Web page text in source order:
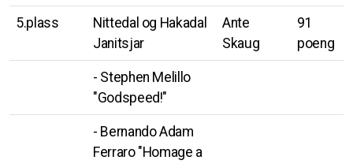
5.plass
Nittedal og Hakadal
Janitsjar
Ante
Skaug
91
poeng
- Stephen Melillo
"Godspeed!"
- Bernando Adam
Ferraro "Homage a